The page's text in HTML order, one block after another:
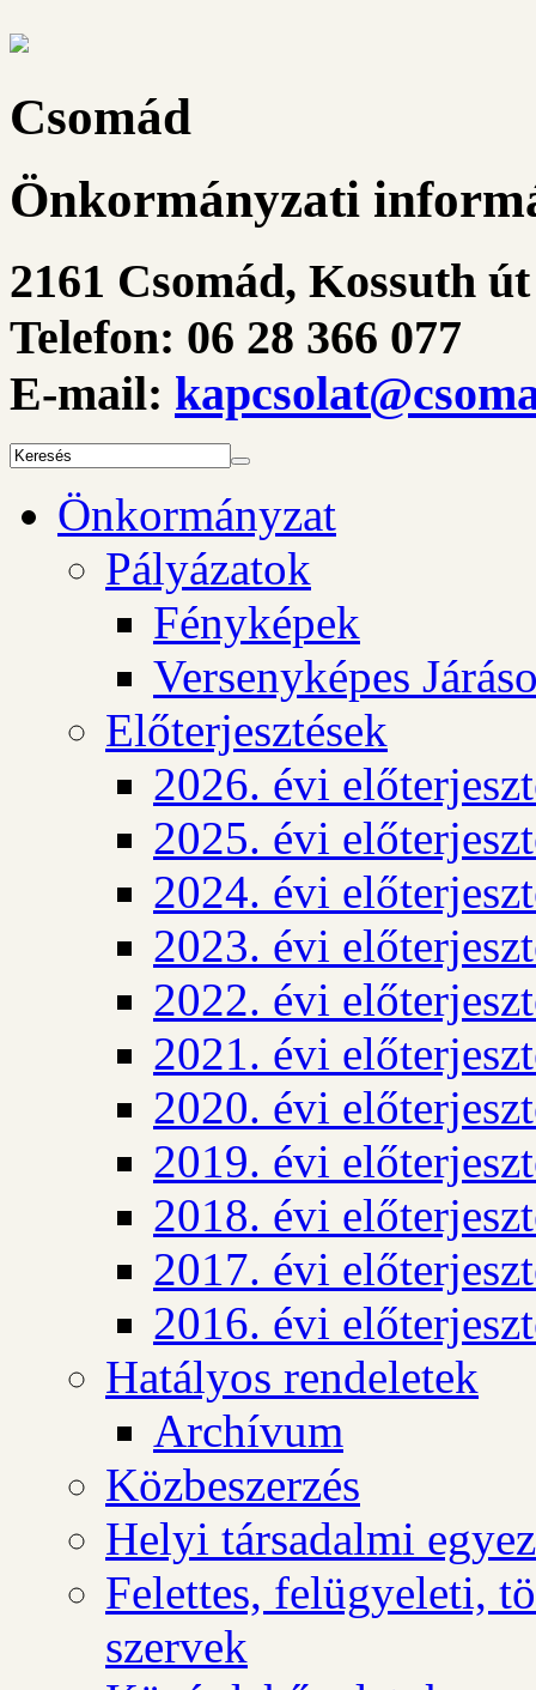
Csomád
Önkormányzati
2161 Csomád, Kossuth
Telefon: 06 28 366 077
E-mail:
Önkormányzat
Pályázatok
Fényképek
Versenyképes
Előterjesztések
2026. évi
2025. évi
2024. évi
2023. évi
2022. évi
2021. évi
2020. évi
2019. évi
2018. évi
2017. évi
2016. évi
Hatályos rendeletek
Archívum
Közbeszerzés
Helyi társadalmi
Felettes, felügyeleti,
szervek